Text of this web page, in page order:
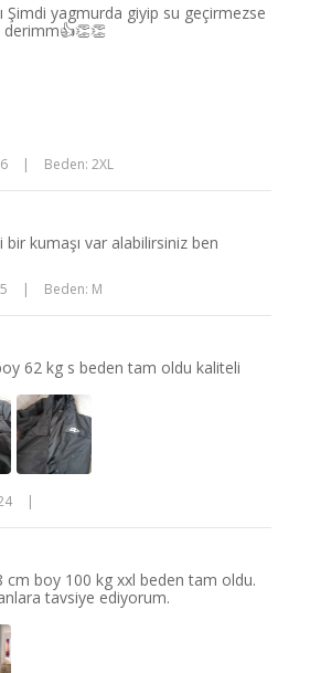
Şimdi yagmurda giyip su geçirmezse
| Beden: 2XL
kumaşı var alabilirsiniz ben
| Beden: M
62 kg s beden tam oldu kaliteli
|
cm boy 100 kg xxl beden tam oldu.
tavsiye ediyorum.